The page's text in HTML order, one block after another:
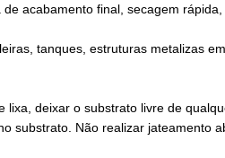
acabamento final, secagem rápida,
tanques, estruturas metalizas
deixar o substrato livre de
substrato. Não realizar jateamento